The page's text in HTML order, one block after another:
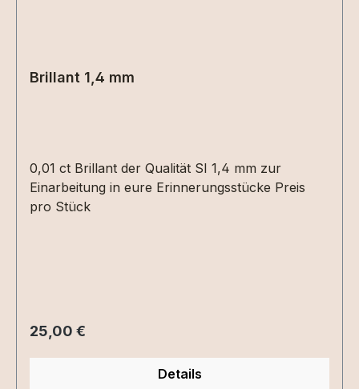
Brillant 1,4 mm
0,01 ct Brillant der Qualität SI 1,4 mm zur
Einarbeitung in eure Erinnerungsstücke Preis
pro Stück
Regulärer Preis:
25,00 €
Details